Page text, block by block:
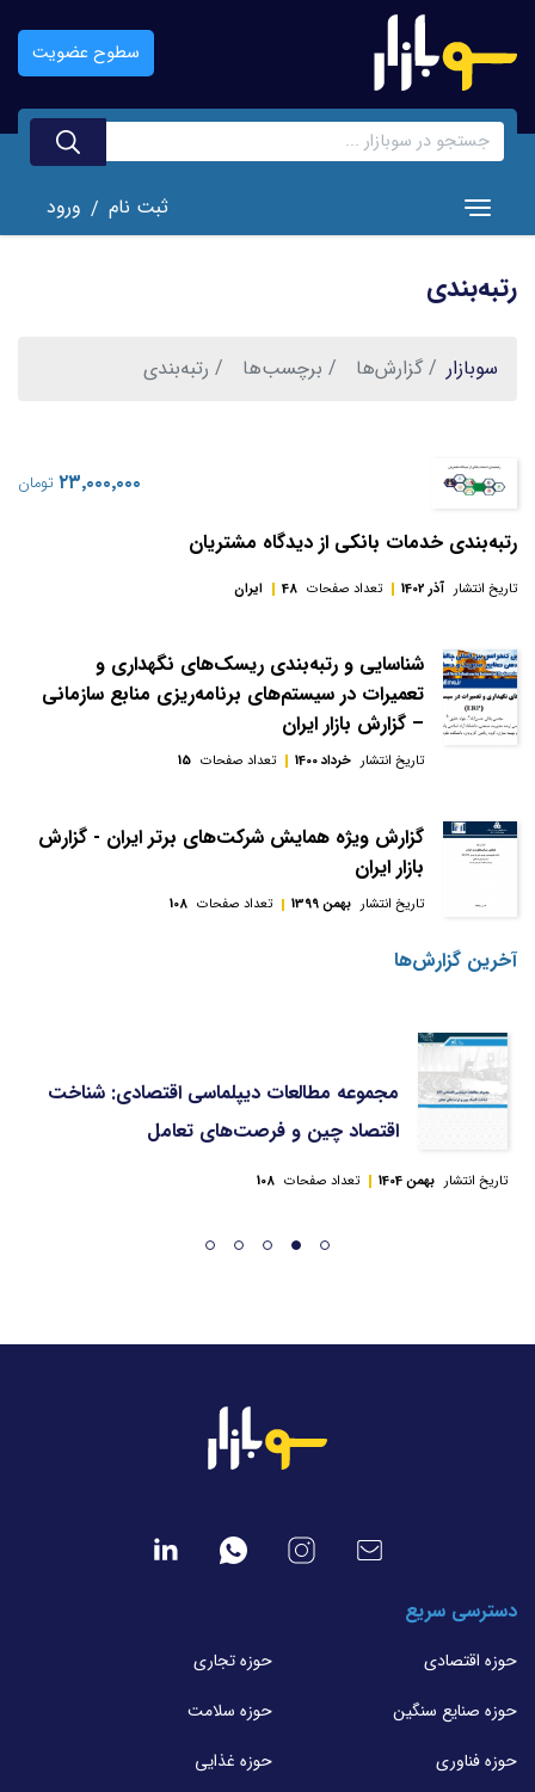
اصلی
سطوح عضویت
Toggle navigation ثبت نام / ورود
رتبه‌بندی
سوبازار گزارش‌ها برچسب‌ها رتبه‌بندی
رتبه‌بندی خدمات بانکی از دیدگاه مشتریان
تاریخ انتشار آذر 1402 تعداد صفحات 48 ایران
‎۲۳٬۰۰۰٬۰۰۰ تومان
شناسایی و رتبه‌بندی ریسک‌های نگهداری و
تعمیرات در سیستم‌های برنامه‌ریزی منابع سازمانی
– گزارش بازار ایران
تاریخ انتشار خرداد 1400 تعداد صفحات 15
گزارش ويژه همايش شركت‌های برتر ايران - گزارش
بازار ایران
تاریخ انتشار بهمن 1399 تعداد صفحات 108
آخرین گزارش‌ها
مجموعه مطالعات دیپلماسی اقتصادی: شناخت
اقتصاد چین و فرصت‌های تعامل
تاریخ انتشار بهمن 1404 تعداد صفحات 108
دسترسی سریع
حوزه اقتصادی
حوزه تجاری
حوزه صنایع سنگین
حوزه سلامت
حوزه فناوری
حوزه غذایی